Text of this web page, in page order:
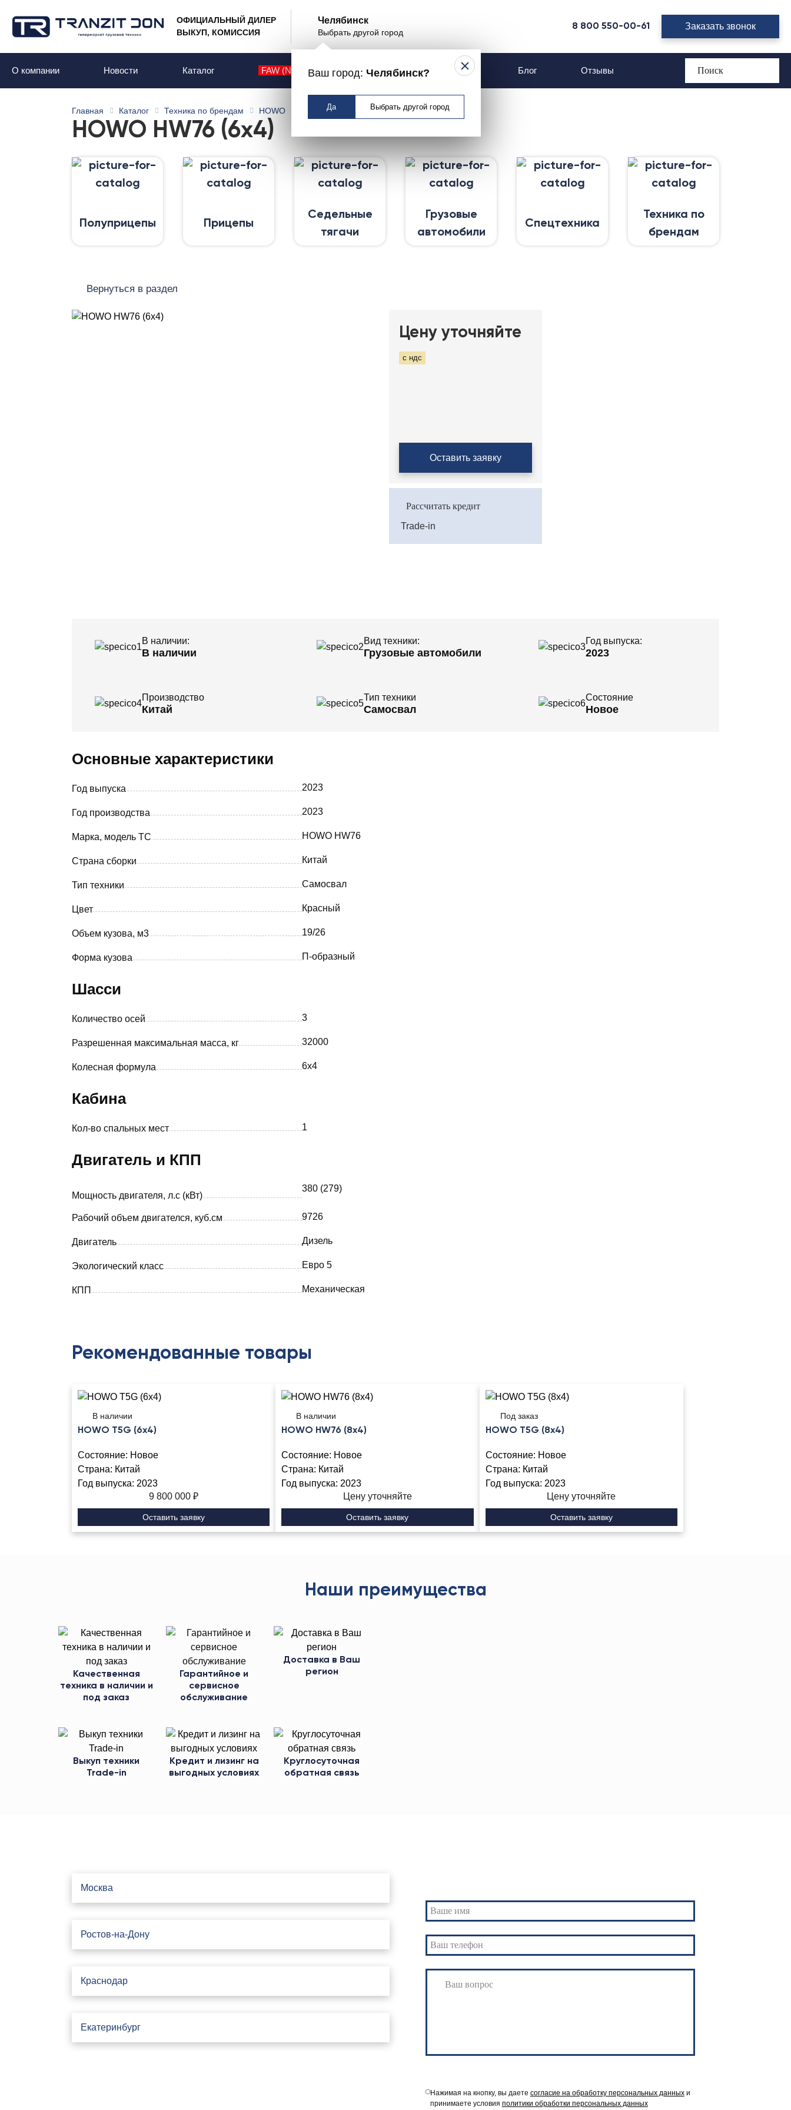
ОФИЦИАЛЬНЫЙ ДИЛЕР
ВЫКУП, КОМИССИЯ
Челябинск
Выбрать другой город
Ваш город: Челябинск?
Да Выбрать другой город
8 800 550-00-61 Заказать звонок
О компании Новости Каталог FAW (NEW) Контакты Услуги Блог Отзывы
Главная Каталог Техника по брендам HOWO
HOWO HW76 (6x4)
Полуприцепы Прицепы
Седельные
тягачи
Грузовые
автомобили
Спецтехника
Техника по
брендам
Вернуться в раздел
Цену уточняйте
с ндс
Оставить заявку
Рассчитать кредит
Trade-in
В наличии:
В наличии
Вид техники:
Грузовые автомобили
Год выпуска:
2023
Производство
Китай
Тип техники
Самосвал
Состояние
Новое
Основные характеристики
Год выпуска 2023
Год производства 2023
Марка, модель ТС HOWO HW76
Страна сборки Китай
Тип техники Самосвал
Цвет Красный
Объем кузова, м3 19/26
Форма кузова П-образный
Шасси
Количество осей 3
Разрешенная максимальная масса, кг 32000
Колесная формула 6х4
Кабина
Кол-во спальных мест 1
Двигатель и КПП
Мощность двигателя, л.с (кВт)
380 (279)
Рабочий объем двигателся, куб.см 9726
Двигатель Дизель
Экологический класс Евро 5
КПП Механическая
Рекомендованные товары
В наличии
HOWO T5G (6x4)
Состояние: Новое
Страна: Китай
Год выпуска: 2023
9 800 000 ₽
Оставить заявку
В наличии
HOWO HW76 (8x4)
Состояние: Новое
Страна: Китай
Год выпуска: 2023
Цену уточняйте
Оставить заявку
Под заказ
HOWO T5G (8x4)
Состояние: Новое
Страна: Китай
Год выпуска: 2023
Цену уточняйте
Оставить заявку
Наши преимущества
Качественная
техника в наличии и
под заказ
Гарантийное и
сервисное
обслуживание
Доставка в Ваш
регион
Выкуп техники
Trade-in
Кредит и лизинг на
выгодных условиях
Круглосуточная
обратная связь
Москва
Ростов-на-Дону
Краснодар
Екатеринбург
Нажимая на кнопку, вы даете согласие на обработку персональных данныхи
принимаете условия политики обработки персональных данных